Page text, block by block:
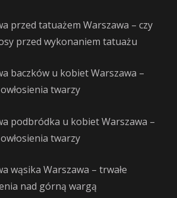
przed tatuażem Warszawa – czy
przed wykonaniem tatuażu
baczków u kobiet Warszawa –
twarzy
podbródka u kobiet Warszawa –
twarzy
wąsika Warszawa – trwałe
nad górną wargą